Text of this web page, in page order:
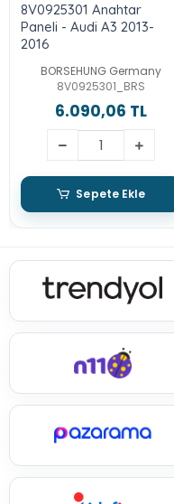
8V0925301 Anahtar
Paneli - Audi A3 2013-
2016
BORSEHUNG Germany
8V0925301_BRS
6.090,06 TL
Sepete Ekle